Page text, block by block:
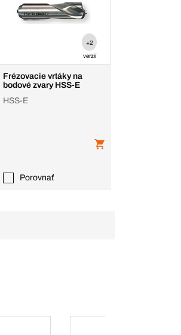
+2
verzií
Frézovacie vrtáky na
bodové zvary HSS-E
HSS-E
Porovnať